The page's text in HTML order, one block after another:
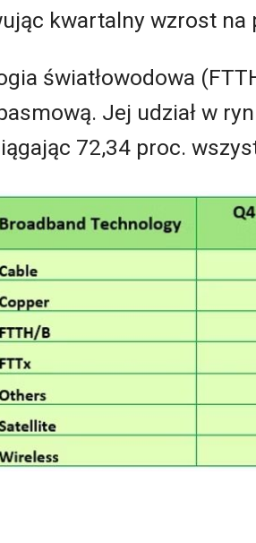
kwartalny wzrost na
światłowodowa
Jej udział w
72,34 proc.